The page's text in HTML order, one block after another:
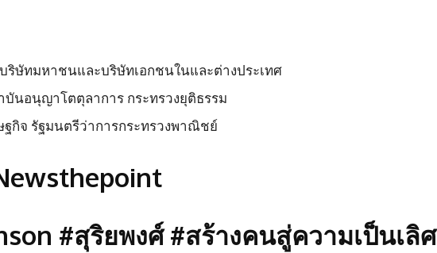
ริษัทมหาชนและบริษัทเอกชนในและต่างประเทศ
นอนุญาโตตุลาการ กระทรวงยุติธรรม
ฐกิจ รัฐมนตรีว่าการกระทรวงพาณิชย์
#สุริยพงศ์ #สร้างคนสู่ความเป็นเลิศ